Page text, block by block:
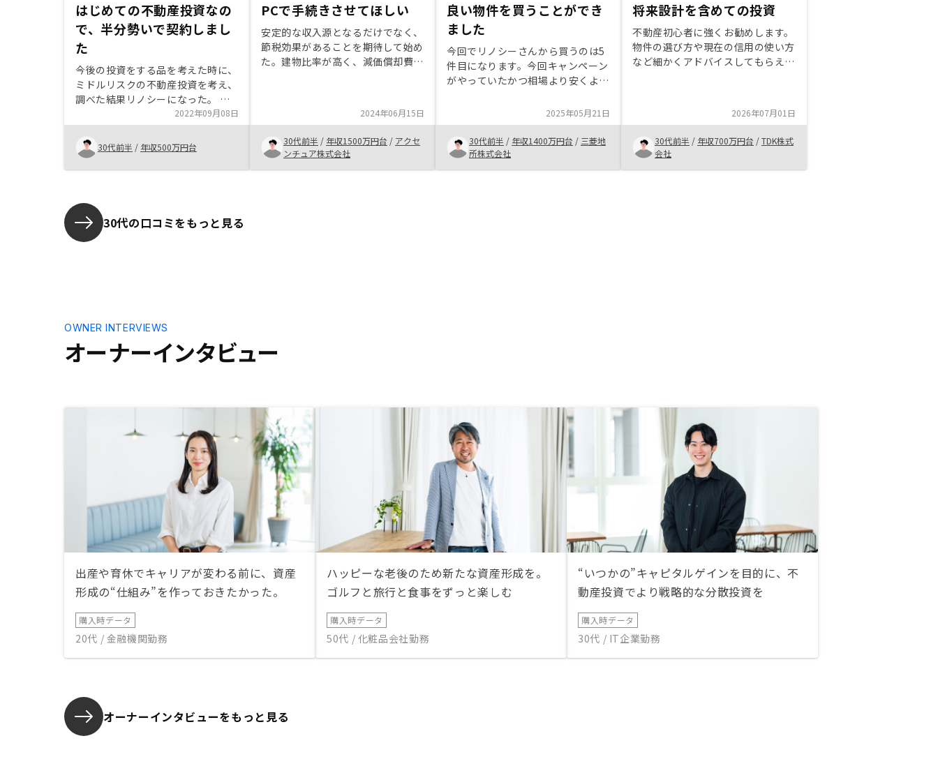
はじめての不動産投資なの
で、半分勢いで契約しまし
た
今後の投資をする品を考えた時に、
ミドルリスクの不動産投資を考え、
調べた結果リノシーになった。 中
古ワンルームマンションで、投資に
失敗してもリカバリーできる価格帯
だったため。FXなども考慮した
が、ハイリスクだった。他の不動産
投資会社も調べたが価格帯やリスク
選んだ。
2022年09月08日
30代前半 / 年収500万円台
PCで手続きさせてほしい
安定的な収入源となるだけでなく、
節税効果があることを期待して始め
た。建物比率が高く、減価償却費が
に対する対応もわかりやすかった。
手続きをスマホアプリに限定せず、
PCのウェブサイト上でも購入やロ
し完了後に再度内容を確認したい。
2024年06月15日
30代前半 / 年収1500万円台 / アクセ
ンチュア株式会社
良い物件を買うことができ
ました
今回でリノシーさんから買うのは5
件目になります。今回キャンペーン
がやっていたかつ相場より安くよい
ています。やはりアプリから売出中
の物件が見れて自分の買いたいタイ
ミングで買えるシステムはとてもい
いと思います。
2025年05月21日
30代前半 / 年収1400万円台 / 三菱地
所株式会社
将来設計を含めての投資
不動産初心者に強くお勧めします。
物件の選び方や現在の信用の使い方
など細かくアドバイスしてもらえま
不動産投資を続けた先の目標も考え
られるいい機会になりました。 た
だ不動産投資するのもいいですが、
2026年07月01日
30代前半 / 年収700万円台 /TDK株式
会社
30代の口コミをもっと見る
オーナーインタビュー
OWNER INTERVIEWS
出産や育休でキャリアが変わる前に、資産
形成の“仕組み”を作っておきたかった。
購入時データ
20代 / 金融機関勤務
ハッピーな老後のため新たな資産形成を。
ゴルフと旅行と食事をずっと楽しむ
購入時データ
50代 / 化粧品会社勤務
“いつかの”キャピタルゲインを目的に、不
動産投資でより戦略的な分散投資を
購入時データ
30代 / IT企業勤務
オーナーインタビューをもっと見る